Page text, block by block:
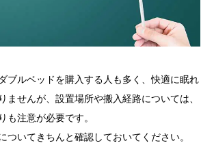
ブルベッドを購入する人も多く、快適に眠れ
ませんが、設置場所や搬入経路については、
も注意が必要です。
ついてきちんと確認しておいてください。